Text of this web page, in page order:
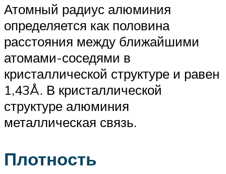
Атомный радиус алюминия
определяется как половина
расстояния между ближайшими
атомами-соседями в
кристаллической структуре и равен
1,43Å. В кристаллической
структуре алюминия
металлическая связь.
Плотность